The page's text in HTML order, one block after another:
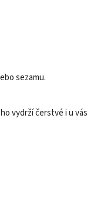
sezamu.
vydrží čerstvé i u vás